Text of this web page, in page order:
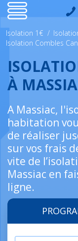
Isolation 1€ /
Isolation Combles
À
A Massiac,
habitation
de réaliser
sur vos frais
vite de
Massiac en
ligne.